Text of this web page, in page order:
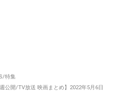
特集
週公開/TV放送 映画まとめ】2022年5月6日